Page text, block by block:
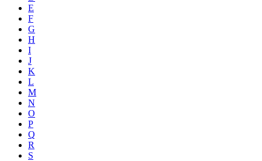
E
F
G
H
I
J
K
L
M
N
O
P
Q
R
S